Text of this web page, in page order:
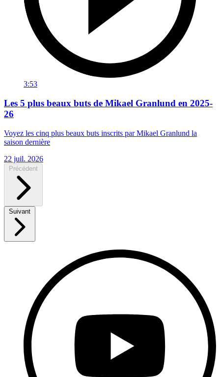
3:53
Les 5 plus beaux buts de Mikael Granlund en 2025-
26
Voyez les cinq plus beaux buts inscrits par Mikael Granlund la
saison dernière
22 juil. 2026
Précédent
Suivant